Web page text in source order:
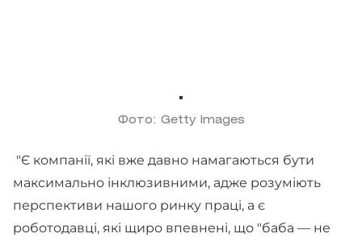
Фото: Getty Images
"Є компанії, які вже давно намагаються бути
максимально інклюзивними, адже розуміють
перспективи нашого ринку праці, а є
роботодавці, які щиро впевнені, що "баба — не